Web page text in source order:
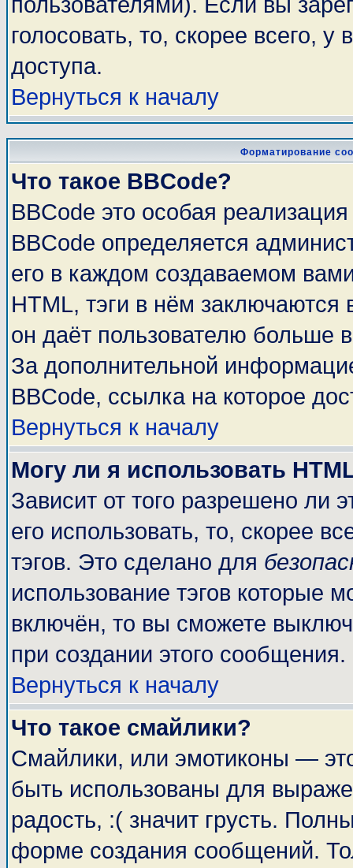
голосовать, то, скорее всего,
доступа.
Вернуться к началу
Форматирование
Что такое BBCode?
BBCode это особая
BBCode определяется
его в каждом создаваемом
HTML, тэги в нём заключаются
он даёт пользователю больше
За дополнительной
BBCode, ссылка на которое
Вернуться к началу
Могу ли я использовать
Зависит от того разрешено ли
его использовать, то, скорее
тэгов. Это сделано для
использование тэгов которые
включён, то вы сможете
при создании этого сообщения.
Вернуться к началу
Что такое смайлики?
Смайлики, или эмотиконы —
быть использованы для
радость, :( значит грусть.
форме создания сообщений.